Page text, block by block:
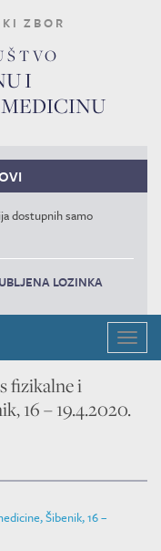
ZBOR
I
dostupnih samo
LOZINKA
fizikalne i
16 – 19.4.2020.
Šibenik, 16 –